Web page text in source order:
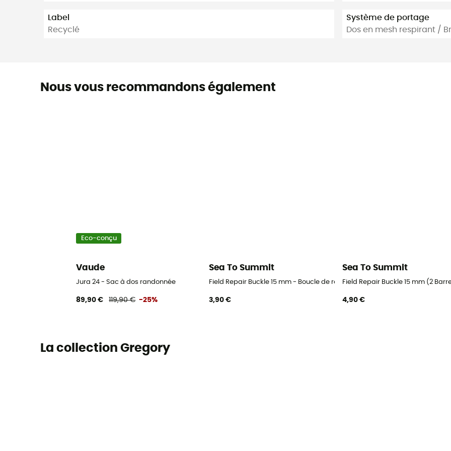
Label
Recyclé
Système de portage
Dos en mesh respirant /
Nous vous recommandons également
Eco-conçu
Vaude
Jura 24 - Sac à dos randonnée
89,90 € 119,90 € -25%
Sea To Summit
Field Repair Buckle 15 mm - Boucle de remplacement
3,90 €
Sea To Summit
Field Repair Buckle 15 mm (2
4,90 €
La collection Gregory